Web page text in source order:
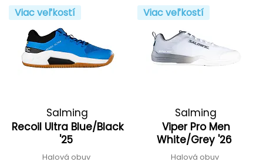
Viac veľkostí
Salming
Recoil Ultra Blue/Black
'25
Halová obuv
Viac veľkostí
Salming
Viper Pro Men
White/Grey '26
Halová obuv